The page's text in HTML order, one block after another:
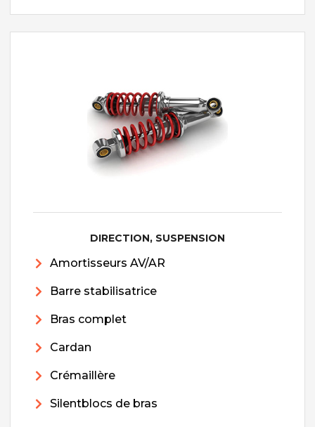
DIRECTION, SUSPENSION
Amortisseurs AV/AR
Barre stabilisatrice
Bras complet
Cardan
Crémaillère
Silentblocs de bras